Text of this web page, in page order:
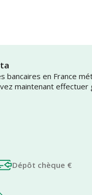
bancaires en France
maintenant
Dépôt chèque €